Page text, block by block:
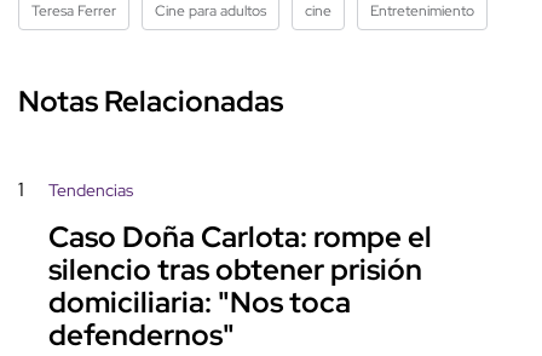
Teresa Ferrer Cine para adultos cine Entretenimiento
Notas Relacionadas
1 Tendencias
Caso Doña Carlota: rompe el
silencio tras obtener prisión
domiciliaria: "Nos toca
defendernos"